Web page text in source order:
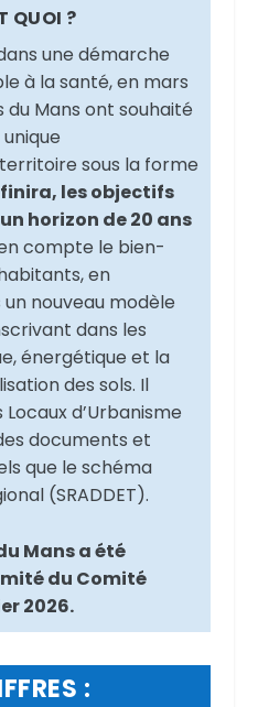
QUOI ?
une démarche
à la santé, en mars
du Mans ont souhaité
sous la forme
les objectifs
horizon de 20 ans
compte le bien-
en
nouveau modèle
dans les
énergétique et la
des sols. Il
d’Urbanisme
documents et
que le schéma
(SRADDET).
Mans a été
du Comité
2026.
: